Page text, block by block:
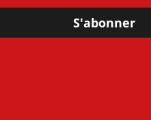
à rude épreuve : gestion
élèves au compte-
réfugie, de nouveau,
Selon le ministre,
partie des
sur lesquelles s’appuie